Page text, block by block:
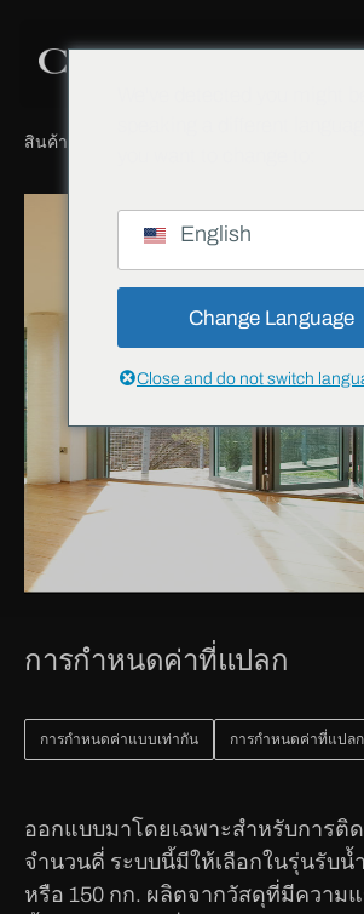
สินค้า
การกำหนดค่าที่แปลก
การกำหนดค่าแบบเท่ากัน การกำหนดค่าที่แปลก
ออกแบบมาโดยเฉพาะสำหรับการติ
จำนวนคี่ ระบบนี้มีให้เลือกในรุ่นรับน้
หรือ 150 กก. ผลิตจากวัสดุที่มีความ
English
Change Language
Close and do not switch